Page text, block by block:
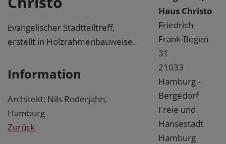
Evangelischer Stadtteiltreff,
erstellt in Holzrahmenbauweise.
Information
Architekt: Nils Roderjahn,
Hamburg
Zurück
Haus Christo
Friedrich-
Frank-Bogen
31
21033
Hamburg -
Bergedorf
Freie und
Hansestadt
Hamburg